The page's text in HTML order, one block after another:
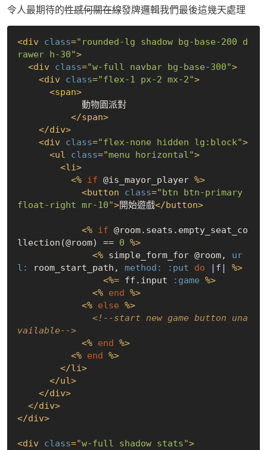
令人最期待的性感何關在線發牌邏輯我們最後這幾天處理
<div class="rounded-lg shadow bg-base-200 d
rawer h-30">
<div class="w-full navbar bg-base-300">
<div class="flex-1 px-2 mx-2">
<span>
</span>
</div>
<div class="flex-none hidden lg:block">
<ul class="menu horizontal">
<li>
<% if @is_mayor_player %>
<button class="btn btn-primary
float-right mr-10">開始遊戲</button>
<% if @room.seats.empty_seat_co
llection(@room) == 0 %>
<% simple_form_for @room, ur
l:
room_start_path, method: :put do |f|
%>
<%= ff.input :game %>
<% end %>
<% else %>
<!--start new game button una
vailable-->
<% end %>
<% end %>
</li>
</ul>
</div>
</div>
</div>
<div class="w-full shadow stats">